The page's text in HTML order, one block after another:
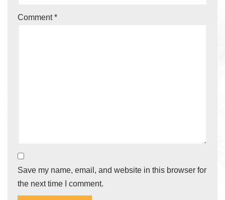
Comment*
Save my name, email, and website in this browser for
the next time I comment.